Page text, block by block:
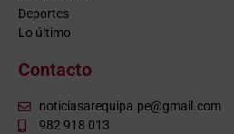
Deportes
Lo último
Contacto
noticiasarequipa.pe@gmail.com
982 918 013